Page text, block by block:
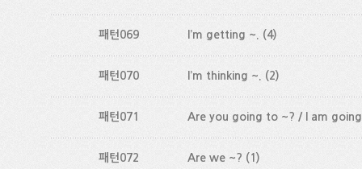
패턴069 I’m getting ~. (4)
패턴070 I’m thinking ~. (2)
패턴071 Are you going to ~? / I am
패턴072 Are we ~? (1)